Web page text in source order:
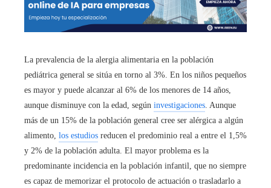
La prevalencia de la alergia alimentaria en la población
pediátrica general se sitúa en torno al 3%. En los niños pequeños
es mayor y puede alcanzar al 6% de los menores de 14 años,
aunque disminuye con la edad, según investigaciones . Aunque
más de un 15% de la población general cree ser alérgica a algún
alimento, los estudios reducen el predominio real a entre el 1,5%
y 2% de la población adulta. El mayor problema es la
predominante incidencia en la población infantil, que no siempre
es capaz de memorizar el protocolo de actuación o trasladarlo a